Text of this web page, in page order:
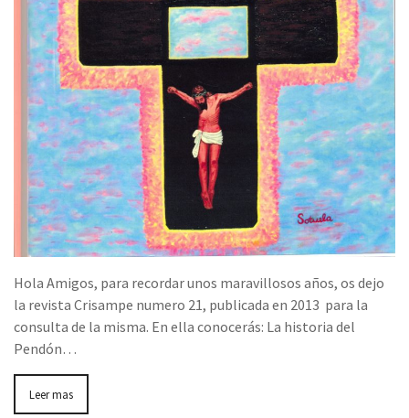
Hola Amigos, para recordar unos maravillosos años, os dejo
la revista Crisampe numero 21, publicada en 2013 para la
consulta de la misma. En ella conocerás: La historia del
Pendón…
Leer mas